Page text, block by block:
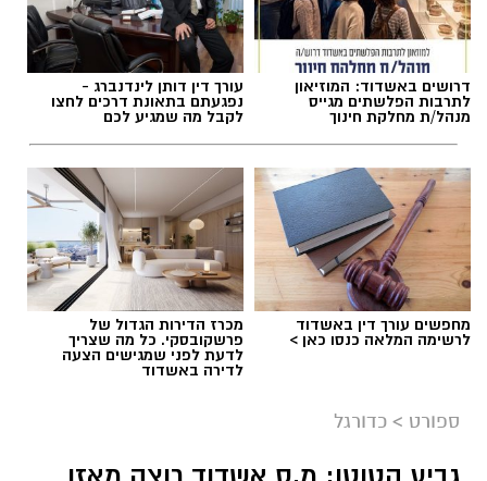
תגים:מ.ס אשדוד, גביע הטוטו, עירוני ראשל"צ
צילום: מ.ס אשדוד
דרושים באשדוד: המוזיאון
לתרבות הפלשתים מגייס
מנהל/ת מחלקת חינוך
עורך דין דותן לינדנברג -
נפגעתם בתאונת דרכים לחצו
לקבל מה שמגיע לכם
מחפשים עורך דין באשדוד
לרשימה המלאה כנסו כאן >
מכרז הדירות הגדול של
פרשקובסקי. כל מה שצריך
לדעת לפני שמגישים הצעה
לדירה באשדוד
ספורט > כדורגל